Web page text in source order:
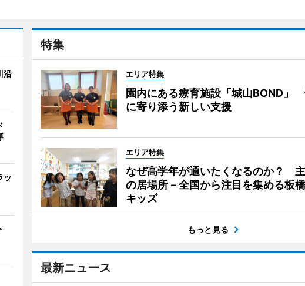
特集
エリア特集
園内にある療育施設「城山BOND」
に寄り添う新しい支援
エリア特集
なぜ高学年が通いたくなるのか？
の居場所－全国から注目を集める板
キッズ
もっと見る
最新ニュース
沿
ッ